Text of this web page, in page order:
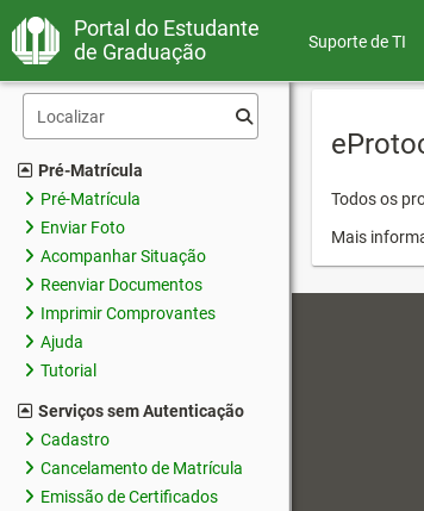
Portal do Estudante
de Graduação
Suporte de TI
Pré-Matrícula
Pré-Matrícula
Enviar Foto
Acompanhar Situação
Reenviar Documentos
Imprimir Comprovantes
Ajuda
Tutorial
Serviços sem Autenticação
Cadastro
Cancelamento de Matrícula
Emissão de Certificados
Todos os
Mais